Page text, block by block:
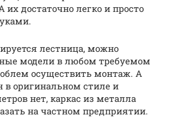
их достаточно легко и просто
лестница, можно
модели в любом требуемом
осуществить монтаж. А
в оригинальном стиле и
нет, каркас из металла
на частном предприятии.